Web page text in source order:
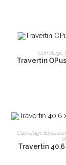
Carrelage
Travertin
Carrelage Extérieur,
Travertin 40,6